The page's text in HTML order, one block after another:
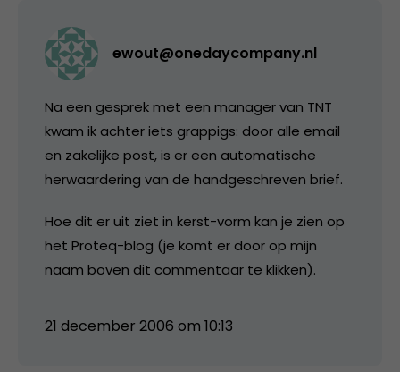
ewout@onedaycompany.nl
Na een gesprek met een manager van TNT
kwam ik achter iets grappigs: door alle email
en zakelijke post, is er een automatische
herwaardering van de handgeschreven brief.
Hoe dit er uit ziet in kerst-vorm kan je zien op
het Proteq-blog (je komt er door op mijn
naam boven dit commentaar te klikken).
21 december 2006 om 10:13